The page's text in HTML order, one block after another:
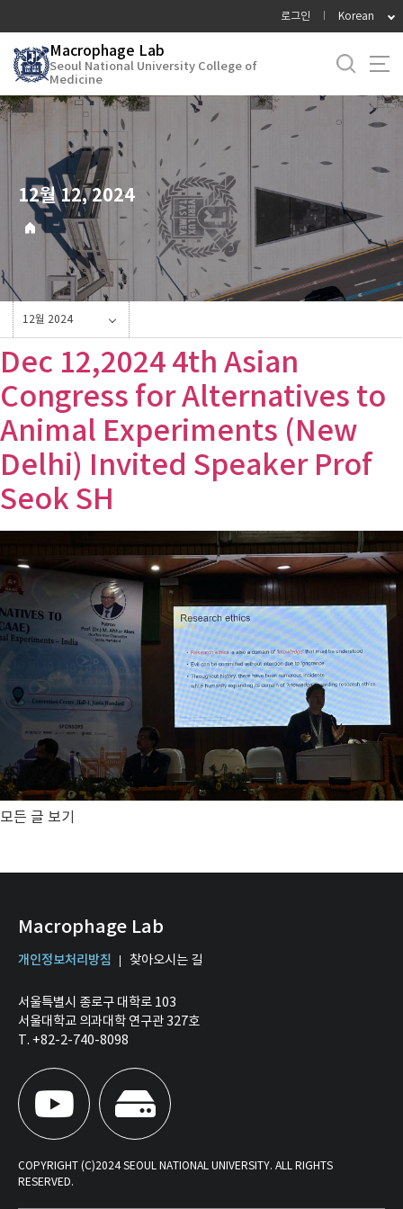
로
메
뉴
로그인 Korean
Macrophage Lab
Seoul National University College of
Medicine
12월 12, 2024
12월 2024
Dec 12,2024 4th Asian
Congress for Alternatives to
Animal Experiments (New
Delhi) Invited Speaker Prof
Seok SH
모든 글 보기
Macrophage Lab
개인정보처리방침 찾아오시는 길
서울특별시 종로구 대학로 103
서울대학교 의과대학 연구관 327호
T. +82-2-740-8098
COPYRIGHT (C)2024 SEOUL NATIONAL UNIVERSITY. ALL RIGHTS
RESERVED.